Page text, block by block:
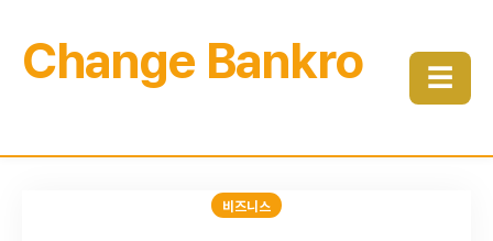
Change Bankro ☰
비즈니스